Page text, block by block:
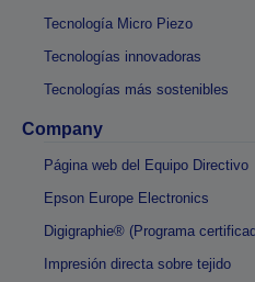
Tecnología Micro Piezo
Tecnologías innovadoras
Tecnologías más sostenibles
Company
Página web del Equipo Directivo
Epson Europe Electronics
Digigraphie® (Programa
Impresión directa sobre tejido